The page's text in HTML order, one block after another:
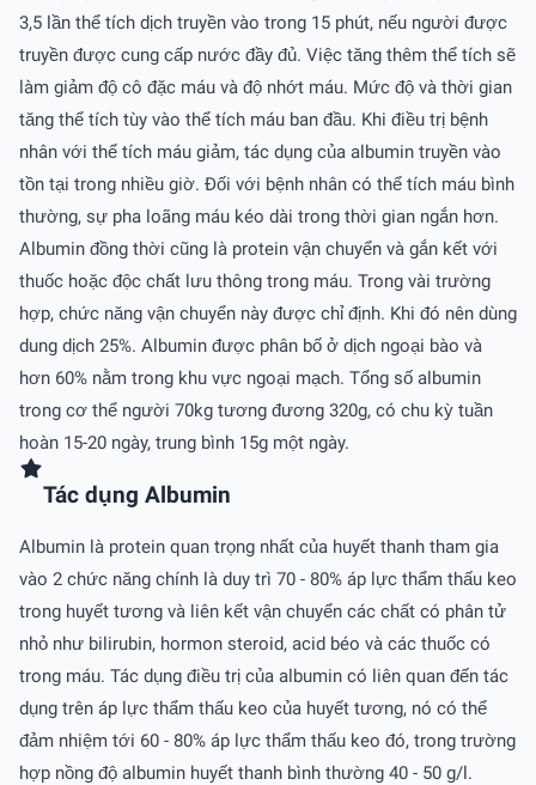
3,5 lần thể tích dịch truyền vào trong 15 phút, nếu người được
truyền được cung cấp nước đầy đủ. Việc tăng thêm thể tích sẽ
làm giảm độ cô đặc máu và độ nhớt máu. Mức độ và thời gian
tăng thể tích tùy vào thể tích máu ban đầu. Khi điều trị bệnh
nhân với thể tích máu giảm, tác dụng của albumin truyền vào
tồn tại trong nhiều giờ. Ðối với bệnh nhân có thể tích máu bình
thường, sự pha loãng máu kéo dài trong thời gian ngắn hơn.
Albumin đồng thời cũng là protein vận chuyển và gắn kết với
thuốc hoặc độc chất lưu thông trong máu. Trong vài trường
hợp, chức năng vận chuyển này được chỉ định. Khi đó nên dùng
dung dịch 25%. Albumin được phân bố ở dịch ngoại bào và
hơn 60% nằm trong khu vực ngoại mạch. Tổng số albumin
trong cơ thể người 70kg tương đương 320g, có chu kỳ tuần
hoàn 15-20 ngày, trung bình 15g một ngày.
Tác dụng Albumin
Albumin là protein quan trọng nhất của huyết thanh tham gia
vào 2 chức năng chính là duy trì 70 - 80% áp lực thẩm thấu keo
trong huyết tương và liên kết vận chuyển các chất có phân tử
nhỏ như bilirubin, hormon steroid, acid béo và các thuốc có
trong máu. Tác dụng điều trị của albumin có liên quan đến tác
dụng trên áp lực thẩm thấu keo của huyết tương, nó có thể
đảm nhiệm tới 60 - 80% áp lực thẩm thấu keo đó, trong trường
hợp nồng độ albumin huyết thanh bình thường 40 - 50 g/l.